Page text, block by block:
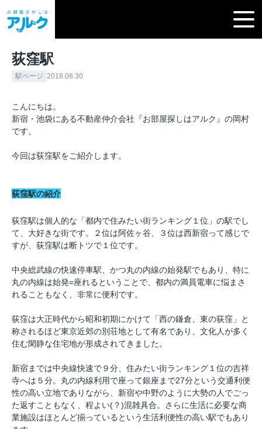
荻窪駅
駅ページ 2018.08.30
こんにちは。
新宿・池袋にある不動産仲介会社『お部屋探しはアルク』の岡村
です。
今回は荻窪駅をご紹介します。
荻窪駅の紹介
荻窪駅は個人的な「都内で住みたい街ランキング１位」の駅でし
て、大好きな街です。２位は阿佐ヶ谷、３位は西新宿って感じで
すが、荻窪駅は断トツで１位です。
中央総武線の快速停車駅、かつ丸の内線の始発駅でもあり、特に
丸の内線は始発=座れるということで、都内の満員電車に悩まさ
れることもなく、非常に便利です。
荻窪は大正時代から昭和初期にかけて「西の鎌倉、東の荻窪」と
称されるほど東京近郊の別荘地として有名であり、文化人が多く
住む閑静な住宅地が形成されてきました。
新宿までは中央線快速で９分、住みたい街ランキング１位の吉祥
寺へは５分。丸の内線利用で座って銀座まで27分という交通利便
性の高い立地でありながら、新宿や中野のように大勢の人でごっ
た返すこともなく、程よい(？)混雑具合。さらに生活に必要な商
業施設はほとんど揃っているという生活利便性の高い駅でもあり